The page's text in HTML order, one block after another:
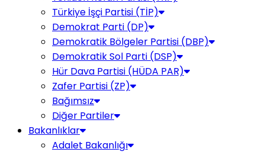
Türkiye İşçi Partisi (TİP)
Demokrat Parti (DP)
Demokratik Bölgeler Partisi (DBP)
Demokratik Sol Parti (DSP)
Hür Dava Partisi (HÜDA PAR)
Zafer Partisi (ZP)
Bağımsız
Diğer Partiler
Bakanlıklar
Adalet Bakanlığı